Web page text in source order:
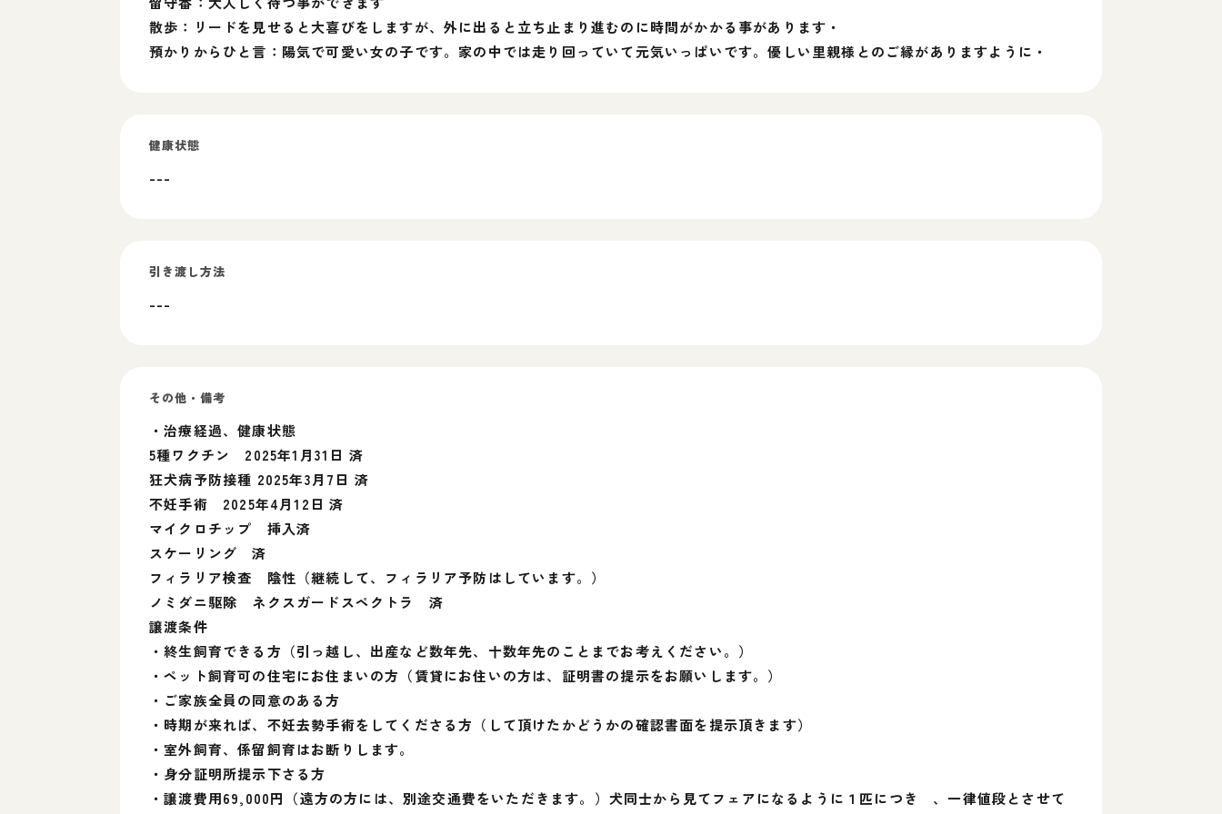
散歩：リードを見せると大喜びをしますが、外に出ると立ち止まり進むのに時間がかかる事があります・
預かりからひと言：陽気で可愛い女の子です。家の中では走り回っていて元気いっぱいです。優しい里親様とのご縁がありますように・
健康状態
---
引き渡し方法
---
その他・備考
・治療経過、健康状態
5種ワクチン 2025年1月31日 済
狂犬病予防接種 2025年3月7日 済
不妊手術 2025年4月12日 済
マイクロチップ 挿入済
スケーリング 済
フィラリア検査 陰性（継続して、フィラリア予防はしています。）
ノミダニ駆除 ネクスガードスペクトラ 済
譲渡条件
・終生飼育できる方（引っ越し、出産など数年先、十数年先のことまでお考えください。）
・ペット飼育可の住宅にお住まいの方（賃貸にお住いの方は、証明書の提示をお願いします。）
・ご家族全員の同意のある方
・時期が来れば、不妊去勢手術をしてくださる方（して頂けたかどうかの確認書面を提示頂きます）
・室外飼育、係留飼育はお断りします。
・身分証明所提示下さる方
・譲渡費用69,000円（遠方の方には、別途交通費をいただきます。）犬同士から見てフェアになるように１匹につき 、一律値段とさせて